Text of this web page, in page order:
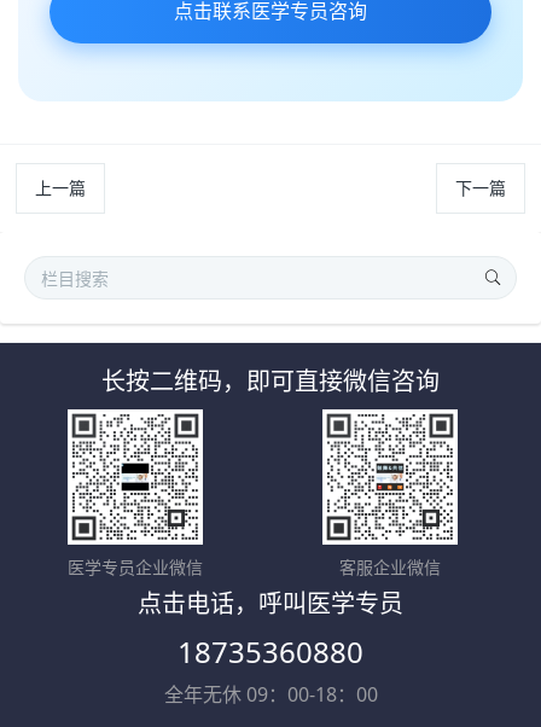
点击联系医学专员咨询
上一篇 下一篇
长按二维码，即可直接微信咨询
医学专员企业微信 客服企业微信
点击电话，呼叫医学专员
18735360880
全年无休 09：00-18：00